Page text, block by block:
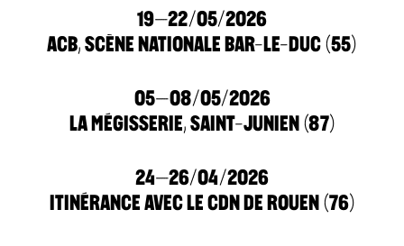
19–22/05/2026
ACB, SCÈNE NATIONALE BAR-LE-DUC (55)
05–08/05/2026
LA MÉGISSERIE, SAINT-JUNIEN (87)
24–26/04/2026
ITINÉRANCE AVEC LE CDN DE ROUEN (76)